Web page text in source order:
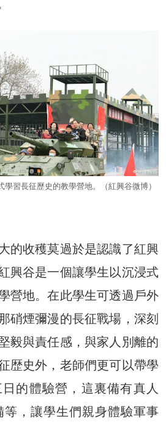
習長征歷史的教學營地。（紅興谷微博）
的收穫莫過於是認識了紅興
興谷是一個讓學生以沉浸式
營地。在此學生可透過戶外
硝煙彌漫的長征戰場，深刻
毅與責任感，與家人別離的
歴史外，老師們更可以帶學
的體驗營，這裏備有真人
等，讓學生們親身體驗軍事